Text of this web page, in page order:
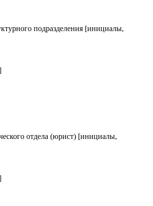
подразделения [инициалы,
отдела (юрист) [инициалы,